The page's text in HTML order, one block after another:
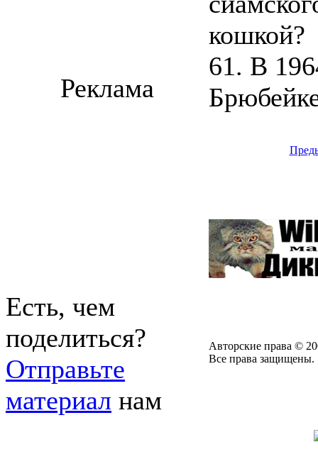
кошкой?
61. В
Реклама
Есть, чем
поделиться?
Отправьте
материал нам
Авторские права ©
Все права защищены.